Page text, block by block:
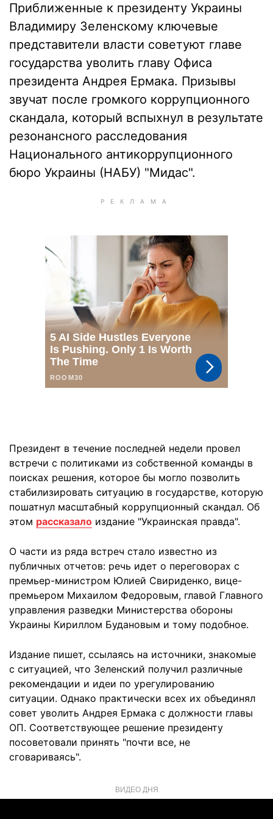
Приближенные к президенту Украины
Владимиру Зеленскому ключевые
представители власти советуют главе
государства уволить главу Офиса
президента Андрея Ермака. Призывы
звучат после громкого коррупционного
скандала, который вспыхнул в результате
резонансного расследования
Национального антикоррупционного
бюро Украины (НАБУ) "Мидас".
Президент в течение последней недели провел
встречи с политиками из собственной команды в
поисках решения, которое бы могло позволить
стабилизировать ситуацию в государстве, которую
пошатнул масштабный коррупционный скандал. Об
этом рассказало издание "Украинская правда".
О части из ряда встреч стало известно из
публичных отчетов: речь идет о переговорах с
премьер-министром Юлией Свириденко, вице-
премьером Михаилом Федоровым, главой Главного
управления разведки Министерства обороны
Украины Кириллом Будановым и тому подобное.
Издание пишет, ссылаясь на источники, знакомые
с ситуацией, что Зеленский получил различные
рекомендации и идеи по урегулированию
ситуации. Однако практически всех их объединял
совет уволить Андрея Ермака с должности главы
ОП. Соответствующее решение президенту
посоветовали принять "почти все, не
сговариваясь".
ВИДЕО ДНЯ